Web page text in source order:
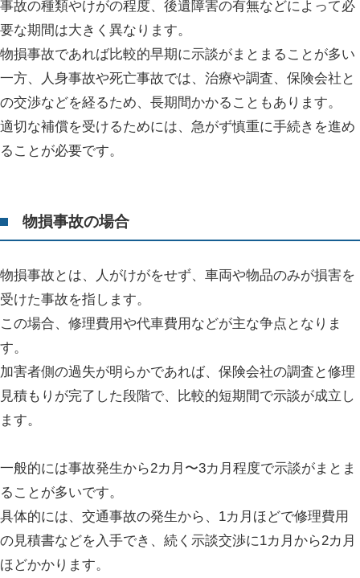
事故の種類やけがの程度、後遺障害の有無などによって必
要な期間は大きく異なります。
物損事故であれば比較的早期に示談がまとまることが多い
一方、人身事故や死亡事故では、治療や調査、保険会社と
の交渉などを経るため、長期間かかることもあります。
適切な補償を受けるためには、急がず慎重に手続きを進め
ることが必要です。
物損事故の場合
物損事故とは、人がけがをせず、車両や物品のみが損害を
受けた事故を指します。
この場合、修理費用や代車費用などが主な争点となりま
す。
加害者側の過失が明らかであれば、保険会社の調査と修理
見積もりが完了した段階で、比較的短期間で示談が成立し
ます。
一般的には事故発生から2カ月〜3カ月程度で示談がまとま
ることが多いです。
具体的には、交通事故の発生から、1カ月ほどで修理費用
の見積書などを入手でき、続く示談交渉に1カ月から2カ月
ほどかかります。